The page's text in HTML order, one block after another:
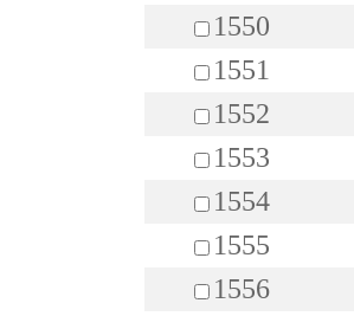
1550
1551
1552
1553
1554
1555
1556